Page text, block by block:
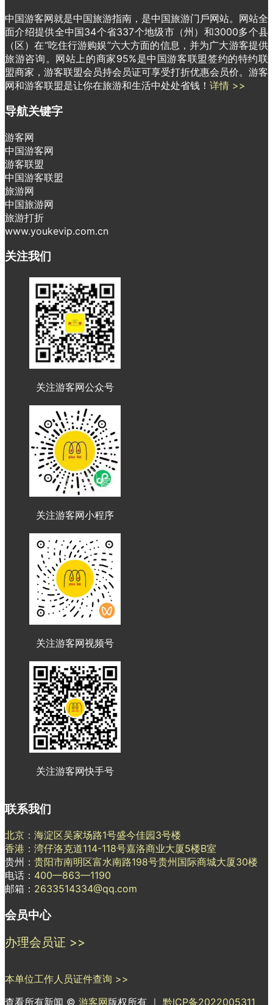
中国游客网就是中国旅游指南，是中国旅游门戶网站。网站全
面介绍提供全中国34个省337个地级市（州）和3000多个县
（区）在“吃住行游购娱”六大方面的信息，并为广大游客提供
旅游咨询。网站上的商家95%是中国游客联盟签约的特约联
盟商家，游客联盟会员持会员证可享受打折优惠会员价。游客
网和游客联盟是让你在旅游和生活中处处省钱！ 详情 >>
导航关键字
游客网
中国游客网
游客联盟
中国游客联盟
旅游网
中国旅游网
旅游打折
www.youkevip.com.cn
关注我们
关注游客网公众号
关注游客网小程序
关注游客网视频号
关注游客网快手号
联系我们
北京：海淀区吴家场路1号盛今佳园3号楼
香港：湾仔洛克道114-118号嘉洛商业大厦5楼B室
贵州： 贵阳市南明区富水南路198号贵州国际商城大厦30楼
电话： 400—863—1190
邮箱： 2633514334@qq.com
会员中心
办理会员证 >>
本单位工作人员证件查询 >>
查看所有新闻 © 游客网版权所有 ｜ 黔ICP备2022005311